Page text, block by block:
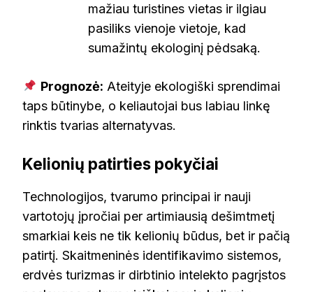
mažiau turistines vietas ir ilgiau
pasiliks vienoje vietoje, kad
sumažintų ekologinį pėdsaką.
Prognozė: Ateityje ekologiški sprendimai
taps būtinybe, o keliautojai bus labiau linkę
rinktis tvarias alternatyvas.
Kelionių patirties pokyčiai
Technologijos, tvarumo principai ir nauji
vartotojų įpročiai per artimiausią dešimtmetį
smarkiai keis ne tik kelionių būdus, bet ir pačią
patirtį. Skaitmeninės identifikavimo sistemos,
erdvės turizmas ir dirbtinio intelekto pagrįstos